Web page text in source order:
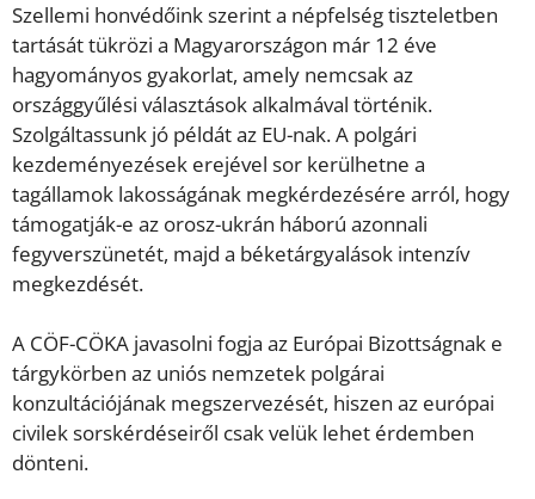
Szellemi honvédőink szerint a népfelség tiszteletben
tartását tükrözi a Magyarországon már 12 éve
hagyományos gyakorlat, amely nemcsak az
országgyűlési választások alkalmával történik.
Szolgáltassunk jó példát az EU-nak. A polgári
kezdeményezések erejével sor kerülhetne a
tagállamok lakosságának megkérdezésére arról, hogy
támogatják-e az orosz-ukrán háború azonnali
fegyverszünetét, majd a béketárgyalások intenzív
megkezdését.
A CÖF-CÖKA javasolni fogja az Európai Bizottságnak e
tárgykörben az uniós nemzetek polgárai
konzultációjának megszervezését, hiszen az európai
civilek sorskérdéseiről csak velük lehet érdemben
dönteni.